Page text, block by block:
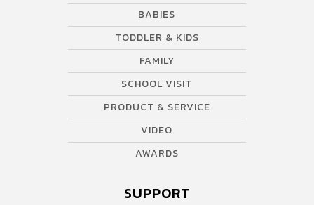
BABIES
TODDLER & KIDS
FAMILY
SCHOOL VISIT
PRODUCT & SERVICE
VIDEO
AWARDS
SUPPORT